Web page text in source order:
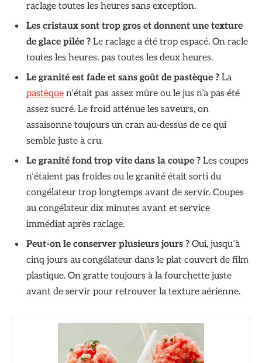
raclage toutes les heures sans exception.
Les cristaux sont trop gros et donnent une texture
de glace pilée ? Le raclage a été trop espacé. On racle
toutes les heures, pas toutes les deux heures.
Le granité est fade et sans goût de pastèque ? La
pastèque n’était pas assez mûre ou le jus n’a pas été
assez sucré. Le froid atténue les saveurs, on
assaisonne toujours un cran au-dessus de ce qui
semble juste à cru.
Le granité fond trop vite dans la coupe ? Les coupes
n’étaient pas froides ou le granité était sorti du
congélateur trop longtemps avant de servir. Coupes
au congélateur dix minutes avant et service
immédiat après raclage.
Peut-on le conserver plusieurs jours ? Oui, jusqu’à
cinq jours au congélateur dans le plat couvert de film
plastique. On gratte toujours à la fourchette juste
avant de servir pour retrouver la texture aérienne.